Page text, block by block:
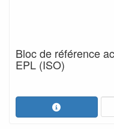
Bloc de référence
EPL (ISO)